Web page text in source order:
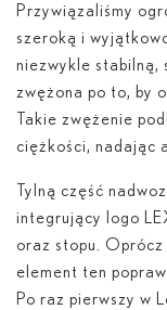
Przywiązaliśmy
szeroką i
niezwykle stabilną,
zwężona po to, by
Takie zwężenie
ciężkości, nadając
Tylną część
integrujący logo
oraz stopu.
element ten
Po raz pierwszy w